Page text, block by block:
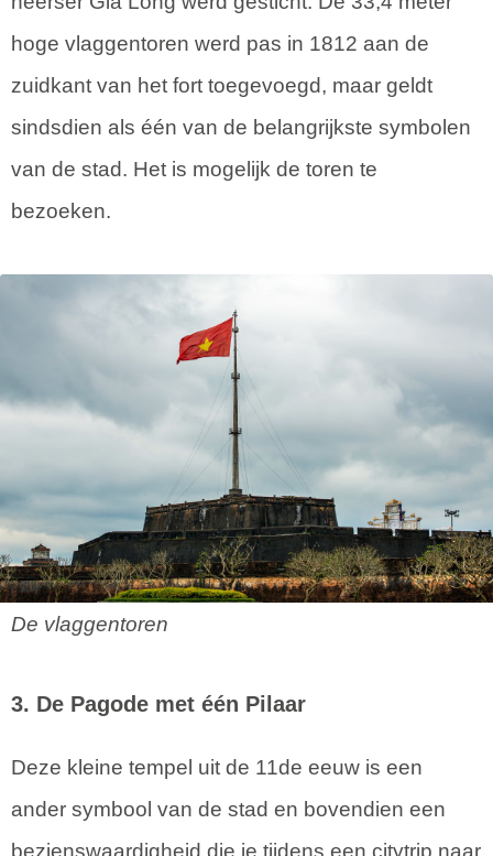
hoge vlaggentoren werd pas in 1812 aan de
zuidkant van het fort toegevoegd, maar geldt
sindsdien als één van de belangrijkste symbolen
van de stad. Het is mogelijk de toren te
bezoeken.
De vlaggentoren
3. De Pagode met één Pilaar
Deze kleine tempel uit de 11de eeuw is een
ander symbool van de stad en bovendien een